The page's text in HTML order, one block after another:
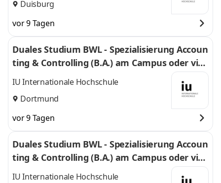
Duisburg
vor 9 Tagen
Duales Studium BWL - Spezialisierung Accoun
ting & Controlling (B.A.) am Campus oder virt
uell
IU Internationale Hochschule
Dortmund
vor 9 Tagen
Duales Studium BWL - Spezialisierung Accoun
ting & Controlling (B.A.) am Campus oder virt
uell
IU Internationale Hochschule